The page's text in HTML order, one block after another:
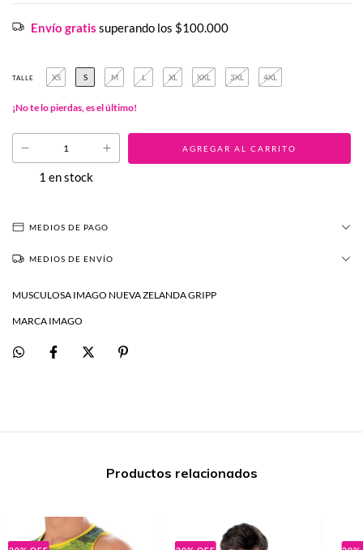
Envío gratis superando los $100.000
TALLE XS S M L XL XXL 3XL 4XL
¡No te lo pierdas, es el último!
1 en stock
MEDIOS DE PAGO
MEDIOS DE ENVÍO
MUSCULOSA IMAGO NUEVA ZELANDA GRIPP
MARCA IMAGO
Productos relacionados